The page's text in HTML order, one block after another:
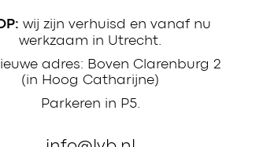
wij zijn verhuisd en vanaf nu
werkzaam in Utrecht.
adres: Boven Clarenburg 2
(in Hoog Catharijne)
Parkeren in P5.